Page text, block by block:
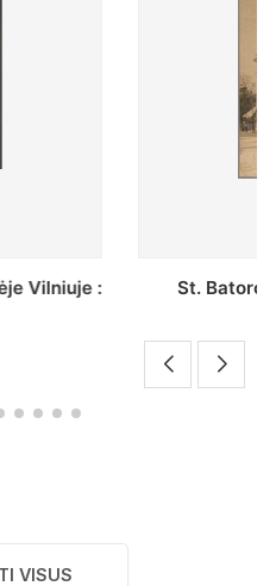
J. Pilsudskio kolegija :
VISUS